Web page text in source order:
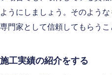
ようにしましょう。そのよう
専門家として信頼してもらうこ
施工実績の紹介をする